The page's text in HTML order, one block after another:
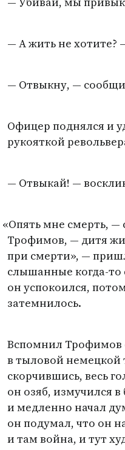
— А жить не хотите?
— Отвыкну, —
Офицер поднялся и
рукояткой
— Отвыкай! —
«Опять мне смерть, —
Трофимов, — дитя
при смерти», —
слышанные когда-то
он успокоился,
затемнилось.
Вспомнил Трофимов
в тыловой немецкой
скорчившись, весь
он озяб, измучился в
и медленно начал
он подумал, что он
и там война, и тут